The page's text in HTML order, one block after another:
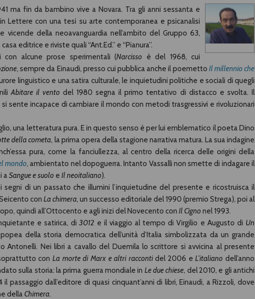
ma fin da bambino vive a Novara. Tra gli anni sessanta e
Lettere con una tesi su arte contemporanea e psicanalisi
vicende della neoavanguardia nell’ambito del Gruppo 63,
editrice e riviste quali “Ant.Ed.” e “Pianura”.
alcune prose sperimentali (Narcisso è del 1968, cui
, sempre da Einaudi, presso cui pubblica anche il poemetto Il millennio che
linguistico e una satira culturale, le inquietudini politiche e sociali di quegli
Abitare il vento del 1980 segna il primo tentativo di distacco e svolta. Il
si sente incapace di cambiare il mondo con metodi trasgressivi e rivoluzionari
una letteratura pura. E in questo senso è per lui emblematico il poeta Dino
della cometa, la prima opera della stagione narrativa matura. La sua indagine
pura, come la fanciullezza, al centro della ricerca delle origini della
mondo, ambientato nel dopoguerra. Intanto Vassalli non smette di indagare il
aSangue e suolo e Il neoitaliano).
segni di un passato che illumini l’inquietudine del presente e ricostruisca il
con La chimera, un successo editoriale del 1990 (premio Strega), poi al
quindi all’Ottocento e agli inizi del Novecento con Il Cigno nel 1993.
e satirica, di3012 e il viaggio al tempo di Virgilio e Augusto di Un
della storia democratica dell’unità d’Italia simbolizzata da un grande
Antonelli. Nei libri a cavallo del Duemila lo scrittore si avvicina al presente
conLa morte di Marx e altri raccontidel 2006 eL’italiano dell’anno
sulla storia: la prima guerra mondiale in Le due chiese, del 2010, e gli antichi
il passaggio dall’editore di quasi cinquant’anni di libri, Einaudi, a Rizzoli, dove
dellaChimera.